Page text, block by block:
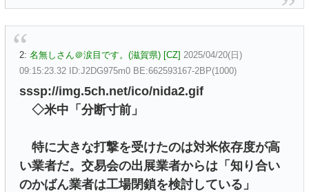
2: 名無しさん＠涙目です。(滋賀県) [CZ] 2025/04/20(日)
09:15:23.32 ID:J2DG975m0 BE:662593167-2BP(1000)
sssp://img.5ch.net/ico/nida2.gif
◇米中「分断寸前」
特に大きな打撃を受けたのは対米依存度が高
い業者だ。交易会の出展業者からは「知り合い
のかばん業者は工場閉鎖を検討している」